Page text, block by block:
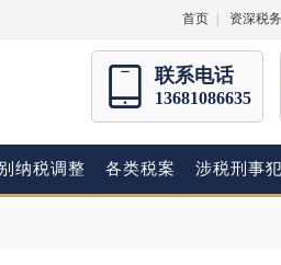
首页 资深税
联系电话
13681086635
纳税调整 各类税案 涉税刑事